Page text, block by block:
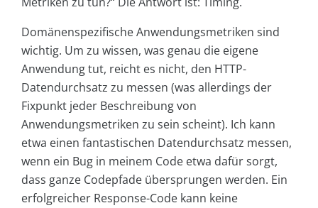
Domänenspezifische Anwendungsmetriken sind
wichtig. Um zu wissen, was genau die eigene
Anwendung tut, reicht es nicht, den HTTP-
Datendurchsatz zu messen (was allerdings der
Fixpunkt jeder Beschreibung von
Anwendungsmetriken zu sein scheint). Ich kann
etwa einen fantastischen Datendurchsatz messen,
wenn ein Bug in meinem Code etwa dafür sorgt,
dass ganze Codepfade übersprungen werden. Ein
erfolgreicher Response-Code kann keine